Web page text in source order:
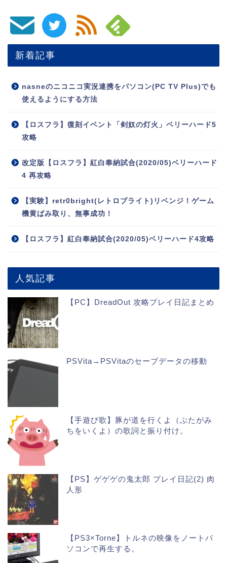
新着記事
nasneのニコニコ実況連携をパソコン(PC TV Plus)でも
使えるようにする方法
【ロスフラ】復刻イベント「剣奴の灯火」ベリーハード5
攻略
改定版【ロスフラ】紅白奉納試合(2020/05)ベリーハード
4 再攻略
【実験】retr0bright(レトロブライト)リベンジ！ゲーム
機黄ばみ取り、無事成功！
【ロスフラ】紅白奉納試合(2020/05)ベリーハード4攻略
人気記事
【PC】DreadOut 攻略プレイ日記まとめ
PSVita→PSVitaのセーブデータの移動
【手遊び歌】豚が道を行くよ（ぶたがみ
ちをいくよ）の歌詞と振り付け。
【PS】ゲゲゲの鬼太郎 プレイ日記(2) 肉
人形
【PS3×Torne】トルネの映像をノートパ
ソコンで再生する。